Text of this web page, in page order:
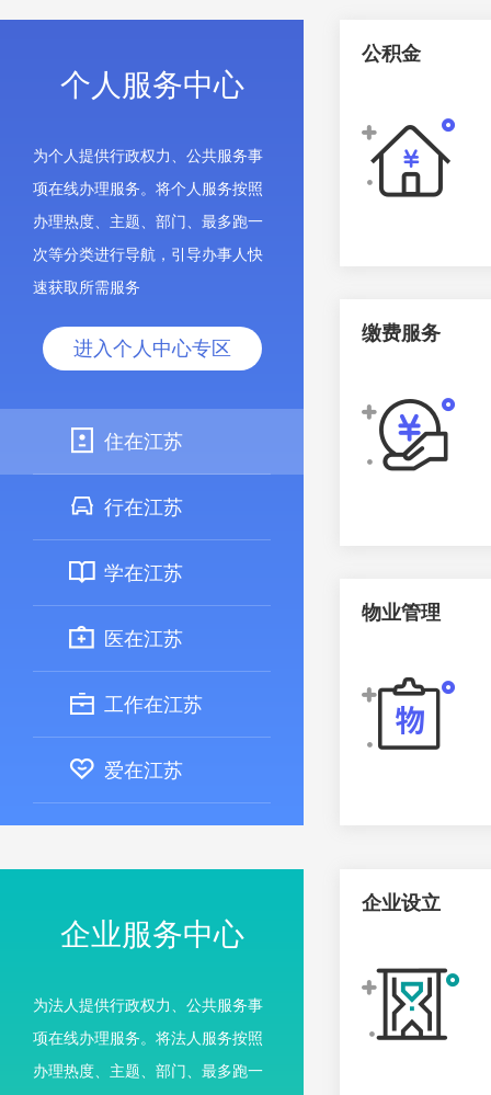
个人服务中心
为个人提供行政权力、公共服务事
项在线办理服务。将个人服务按照
办理热度、主题、部门、最多跑一
次等分类进行导航，引导办事人快
速获取所需服务
进入个人中心专区
住在江苏
行在江苏
学在江苏
医在江苏
工作在江苏
爱在江苏
公积金
缴费服务
物业管理
企业服务中心
为法人提供行政权力、公共服务事
项在线办理服务。将法人服务按照
办理热度、主题、部门、最多跑一
企业设立